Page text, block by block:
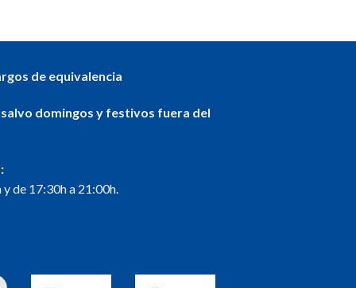
de equivalencia
domingos y festivos fuera del
y de 17:30h a 21:00h.